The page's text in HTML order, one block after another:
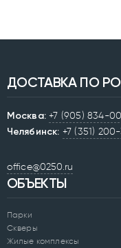
ДОСТАВКА ПО
Москва: +7 (905) 834-
Челябинск: +7 (351)
office@0250.ru
ОБЪЕКТЫ
Парки
Скверы
Жилые комплексы